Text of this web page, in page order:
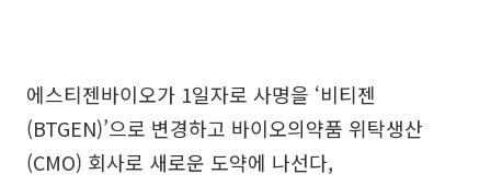
에스티젠바이오가 1일자로 사명을 ‘비티젠
(BTGEN)’으로 변경하고 바이오의약품 위탁생산
(CMO) 회사로 새로운 도약에 나선다,